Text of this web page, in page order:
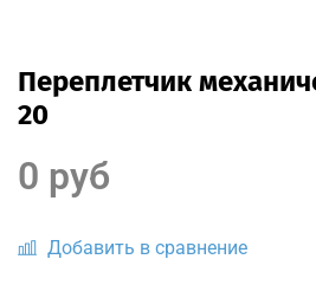
Переплетчик
20
Добавить в сравнение
0 руб